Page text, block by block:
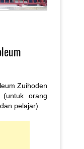
Zuihoden
orang
pelajar).